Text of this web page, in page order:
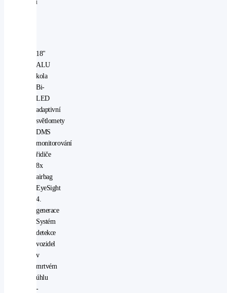
modelu
18"
ALU
kola
Bi-
LED
adaptivní
světlomety
DMS
monitorování
řidiče
8x
airbag
EyeSight
4.
generace
Systém
detekce
vozidel
v
mrtvém
úhlu
-